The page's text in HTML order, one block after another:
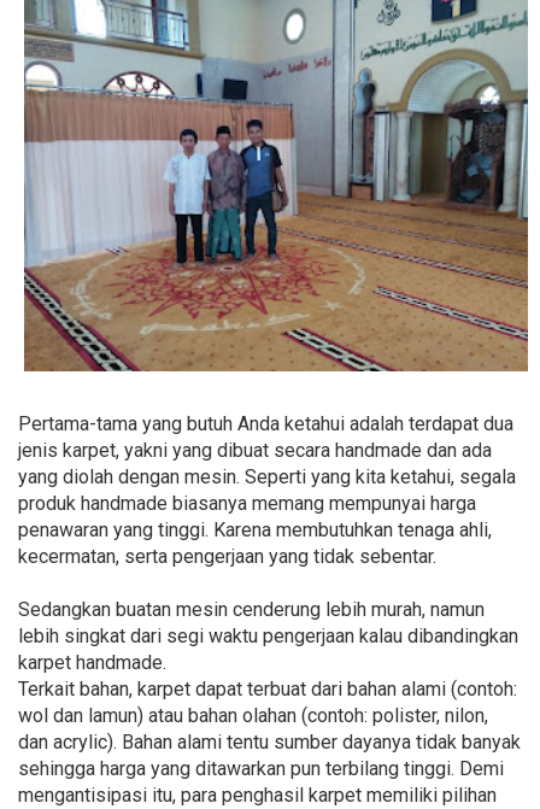
Pertama-tama yang butuh Anda ketahui adalah terdapat dua
jenis karpet, yakni yang dibuat secara handmade dan ada
yang diolah dengan mesin. Seperti yang kita ketahui, segala
produk handmade biasanya memang mempunyai harga
penawaran yang tinggi. Karena membutuhkan tenaga ahli,
kecermatan, serta pengerjaan yang tidak sebentar.
Sedangkan buatan mesin cenderung lebih murah, namun
lebih singkat dari segi waktu pengerjaan kalau dibandingkan
karpet handmade.
Terkait bahan, karpet dapat terbuat dari bahan alami (contoh:
wol dan lamun) atau bahan olahan (contoh: polister, nilon,
dan acrylic). Bahan alami tentu sumber dayanya tidak banyak
sehingga harga yang ditawarkan pun terbilang tinggi. Demi
mengantisipasi itu, para penghasil karpet memiliki pilihan